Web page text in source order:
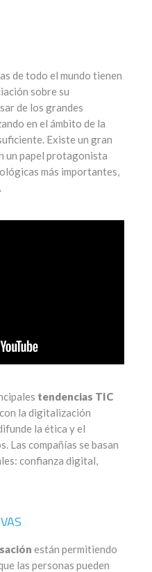
de todo el mundo tienen
sobre su
de los grandes
en el ámbito de la
Existe un gran
un papel protagonista
más importantes,
tendencias TIC
la digitalización
la ética y el
Las compañías se basan
confianza digital,
están permitiendo
las personas pueden